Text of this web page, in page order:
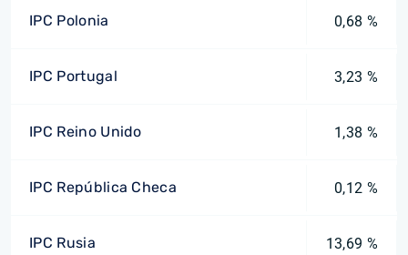
IPC Polonia 0,68 %
IPC Portugal 3,23 %
IPC Reino Unido 1,38 %
IPC República Checa 0,12 %
IPC Rusia 13,69 %